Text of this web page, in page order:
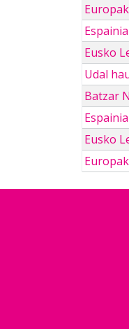
Eusko
Udal
Batzar
Eusko